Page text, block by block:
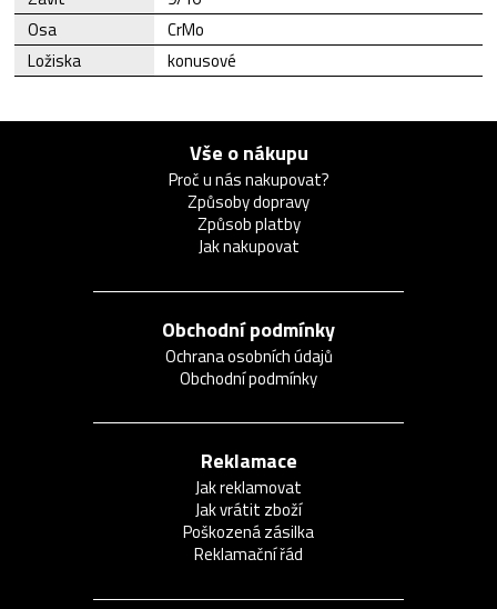
Osa
CrMo
Ložiska
konusové
Vše o nákupu
Proč u nás nakupovat?
Způsoby dopravy
Způsob platby
Jak nakupovat
Obchodní podmínky
Ochrana osobních údajů
Obchodní podmínky
Reklamace
Jak reklamovat
Jak vrátit zboží
Poškozená zásilka
Reklamační řád